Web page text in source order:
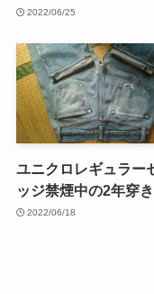
2022/06/25
ユニクロレギュラー
ッジ禁煙中の2年穿き
2022/06/18